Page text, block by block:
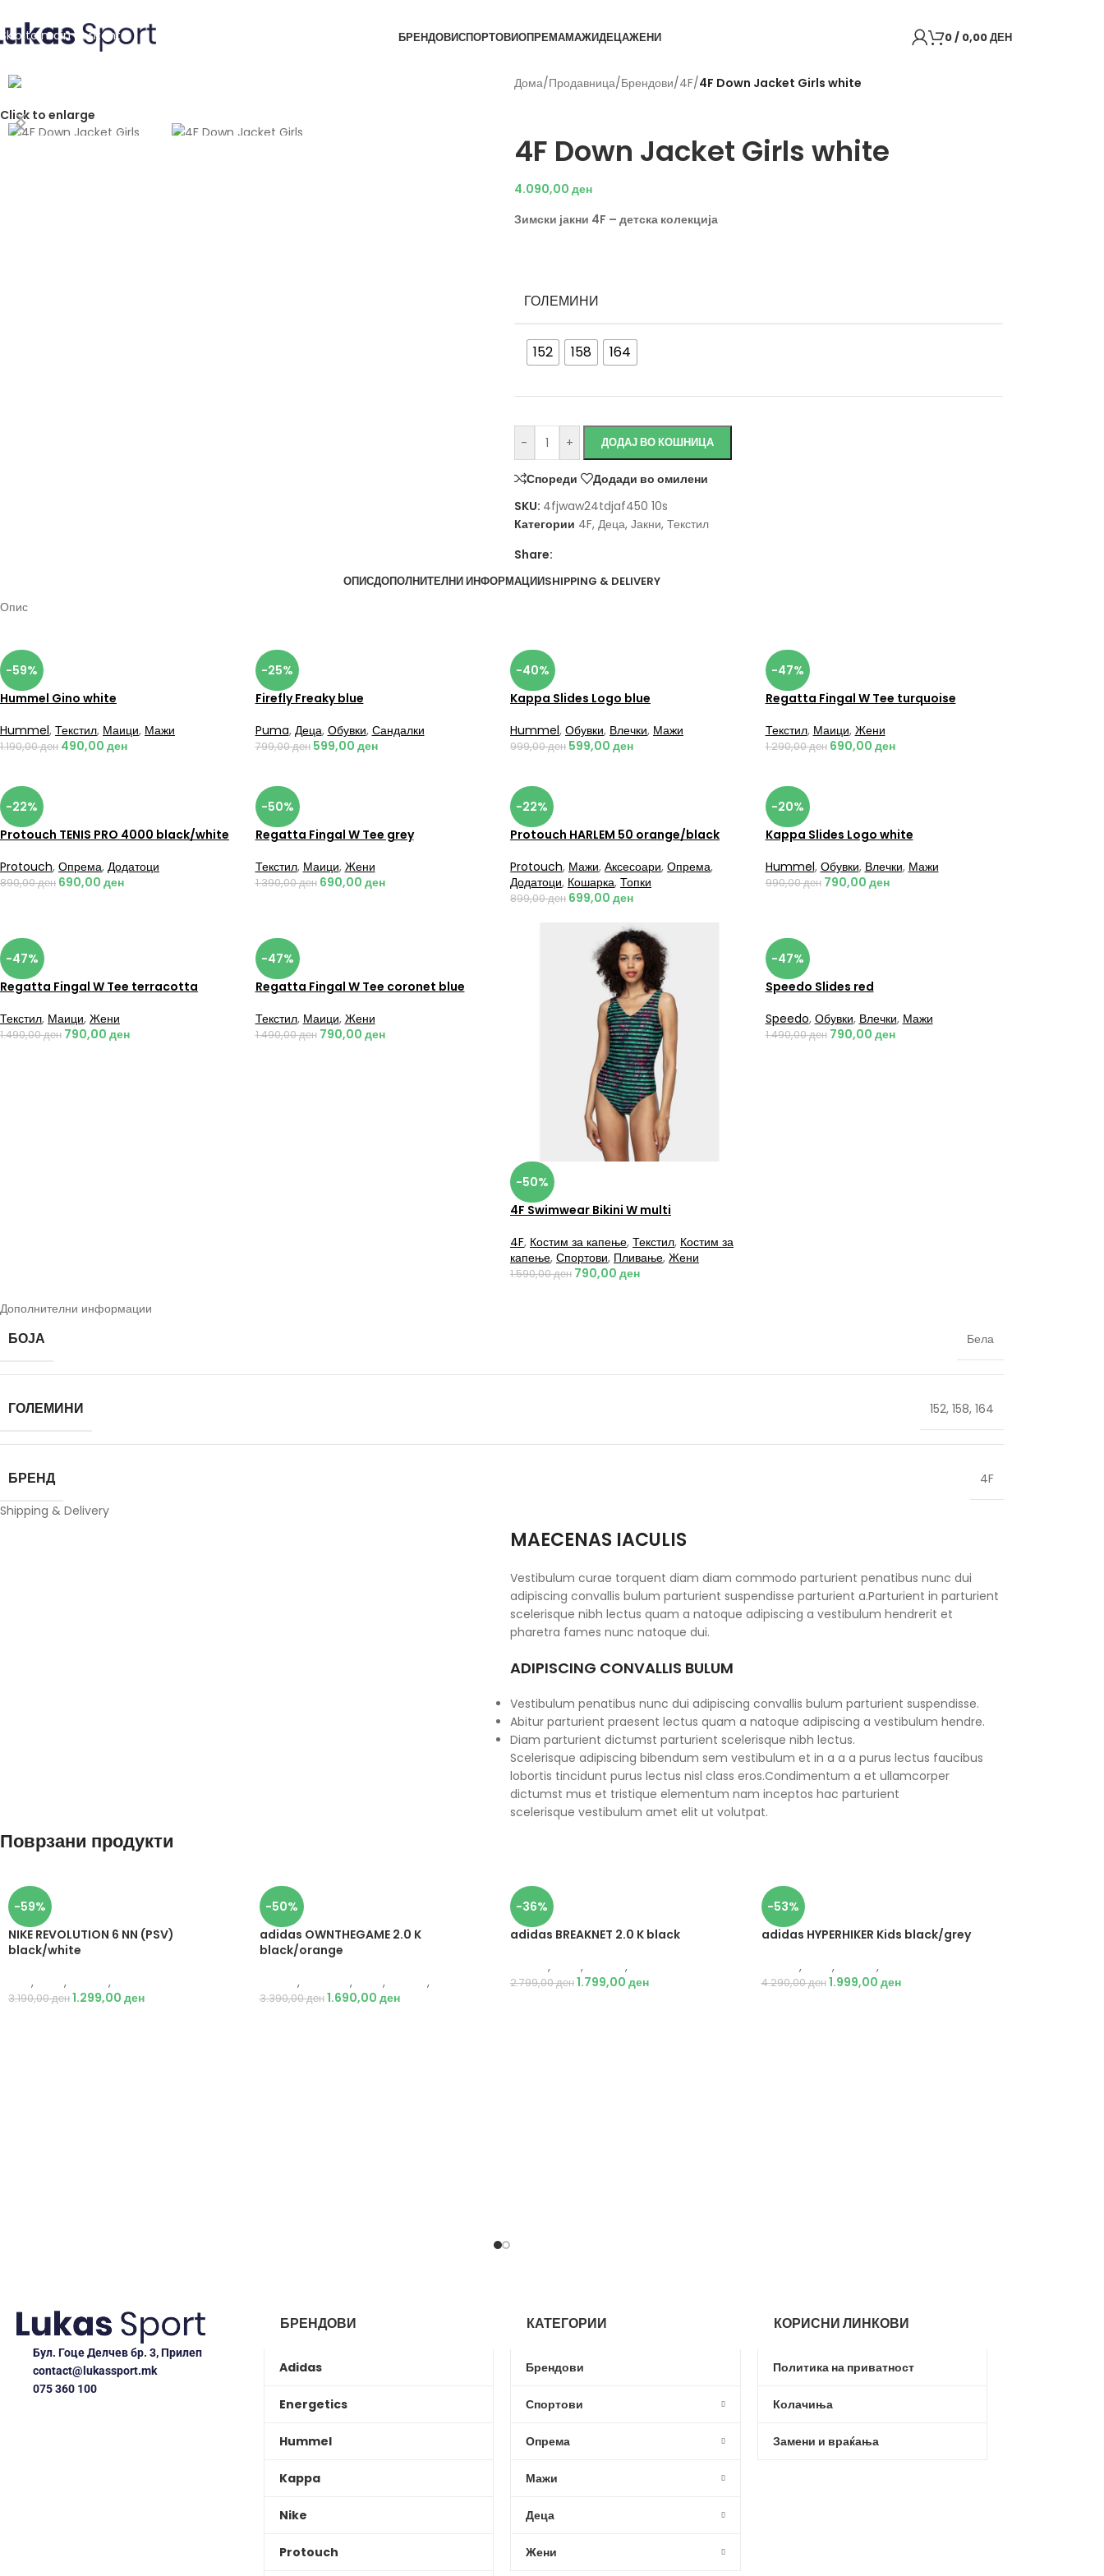
Skip to main content
БРЕНДОВИСПОРТОВИОПРЕМАМАЖИДЕЦАЖЕНИ 0/ 0,00ДЕН
Click to enlarge
Дома/Продавница/Брендови/4F/4F Down Jacket Girls white
4F Down Jacket Girls white
4.090,00 ден
Зимски јакни 4F – детска колекција
ГОЛЕМИНИ
152 158 164
- + ДОДАЈ ВО КОШНИЦА
Спореди
Додади во омилени
SKU: 4fjwaw24tdjaf450 10s
Категории 4F, Деца, Јакни, Текстил
Share:
ОПИСДОПОЛНИТЕЛНИ ИНФОРМАЦИИSHIPPING & DELIVERY
Опис
-59%
Hummel Gino white
Hummel, Текстил, Маици, Мажи
1.190,00ден 490,00 ден
-25%
Firefly Freaky blue
Puma, Деца, Обувки, Сандалки
799,00ден 599,00 ден
-40%
Kappa Slides Logo blue
Hummel, Обувки, Влечки, Мажи
999,00ден 599,00 ден
-47%
Regatta Fingal W Tee turquoise
Текстил, Маици, Жени
1.290,00ден 690,00 ден
-22%
Protouch TENIS PRO 4000 black/white
Protouch, Опрема, Додатоци
890,00ден 690,00 ден
-50%
Regatta Fingal W Tee grey
Текстил, Маици, Жени
1.390,00ден 690,00 ден
-22%
Protouch HARLEM 50 orange/black
Protouch, Мажи, Аксесоари, Опрема,
Додатоци, Кошарка, Топки
899,00ден 699,00 ден
-20%
Kappa Slides Logo white
Hummel, Обувки, Влечки, Мажи
990,00ден 790,00 ден
-47%
Regatta Fingal W Tee terracotta
Текстил, Маици, Жени
1.490,00ден 790,00 ден
-47%
Regatta Fingal W Tee coronet blue
Текстил, Маици, Жени
1.490,00ден 790,00 ден
-50%
4F Swimwear Bikini W multi
4F, Костим за капење, Текстил, Костим за
капење, Спортови, Пливање, Жени
1.590,00ден 790,00 ден
-47%
Speedo Slides red
Speedo, Обувки, Влечки, Мажи
1.490,00ден 790,00 ден
Дополнителни информации
БОЈА Бела
ГОЛЕМИНИ 152, 158, 164
БРЕНД
4F
Shipping & Delivery
MAECENAS IACULIS
Vestibulum curae torquent diam diam commodo parturient penatibus nunc dui
adipiscing convallis bulum parturient suspendisse parturient a.Parturient in parturient
scelerisque nibh lectus quam a natoque adipiscing a vestibulum hendrerit et
pharetra fames nunc natoque dui.
ADIPISCING CONVALLIS BULUM
Vestibulum penatibus nunc dui adipiscing convallis bulum parturient suspendisse.
Abitur parturient praesent lectus quam a natoque adipiscing a vestibulum hendre.
Diam parturient dictumst parturient scelerisque nibh lectus.
Scelerisque adipiscing bibendum sem vestibulum et in a a a purus lectus faucibus
lobortis tincidunt purus lectus nisl class eros.Condimentum a et ullamcorper
dictumst mus et tristique elementum nam inceptos hac parturient
scelerisque vestibulum amet elit ut volutpat.
Поврзани продукти
-59%
NIKE REVOLUTION 6 NN (PSV)
black/white
, , ,
3.190,00ден1.299,00 ден
-50%
adidas OWNTHEGAME 2.0 K
black/orange
, , , ,
3.390,00ден 1.690,00 ден
-36%
adidas BREAKNET 2.0 K black
, , ,
2.799,00ден1.799,00 ден
-53%
adidas HYPERHIKER Kids black/grey
, , ,
4.290,00ден 1.999,00 ден
Бул. Гоце Делчев бр. 3, Прилеп
contact@lukassport.mk
075 360 100
БРЕНДОВИ
Adidas
Energetics
Hummel
Kappa
Nike
Protouch
КАТЕГОРИИ
Брендови
Спортови
Опрема
Мажи
Деца
Жени
КОРИСНИ ЛИНКОВИ
Политика на приватност
Колачиња
Замени и враќања